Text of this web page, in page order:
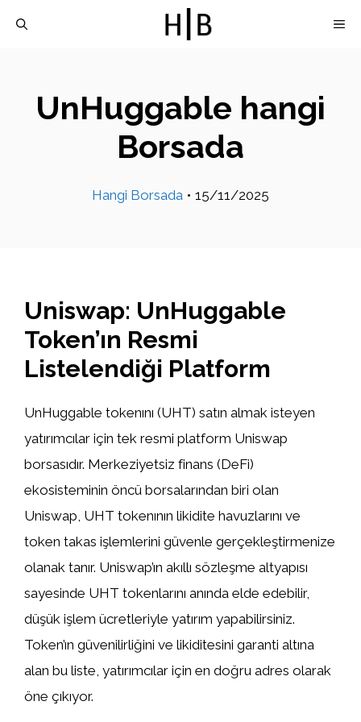
UnHuggable hangi
Borsada
Hangi Borsada • 15/11/2025
Uniswap: UnHuggable
Token’ın Resmi
Listelendiği Platform
UnHuggable tokenını (UHT) satın almak isteyen
yatırımcılar için tek resmi platform Uniswap
borsasıdır. Merkeziyetsiz finans (DeFi)
ekosisteminin öncü borsalarından biri olan
Uniswap, UHT tokenının likidite havuzlarını ve
token takas işlemlerini güvenle gerçekleştirmenize
olanak tanır. Uniswap’ın akıllı sözleşme altyapısı
sayesinde UHT tokenlarını anında elde edebilir,
düşük işlem ücretleriyle yatırım yapabilirsiniz.
Token’ın güvenilirliğini ve likiditesini garanti altına
alan bu liste, yatırımcılar için en doğru adres olarak
öne çıkıyor.